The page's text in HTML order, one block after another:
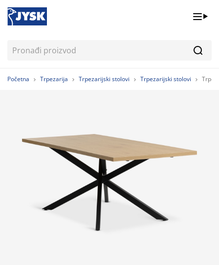
Početna Trpezarija Trpezarijski stolovi Trpezarijski stolovi